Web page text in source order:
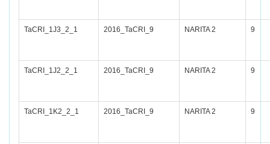
TaCRI_1J3_2_1 2016_TaCRI_9 NARITA 2 9
TaCRI_1J2_2_1 2016_TaCRI_9 NARITA 2 9
TaCRI_1K2_2_1 2016_TaCRI_9 NARITA 2 9